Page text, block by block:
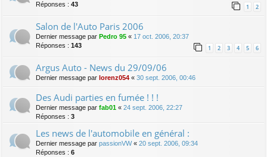
Réponses : 43 1 2
Salon de l'Auto Paris 2006
Dernier message par Pedro 95 « 17 oct. 2006, 20:37
Réponses : 143 1 2 3 4 5 6
Argus Auto - News du 29/09/06
Dernier message par lorenz054 « 30 sept. 2006, 00:46
Des Audi parties en fumée ! ! !
Dernier message par fab01 « 24 sept. 2006, 22:27
Réponses : 3
Les news de l'automobile en général :
Dernier message par passionVW« 20 sept. 2006, 09:34
Réponses : 6